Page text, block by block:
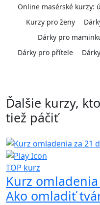
Online masérské kurzy:
Kurzy pro ženy
Dárky pro
Dárky pro přítele
Ďalšie kurzy,
tiež páčiť
TOP kurz
Kurz
Ako omladiť